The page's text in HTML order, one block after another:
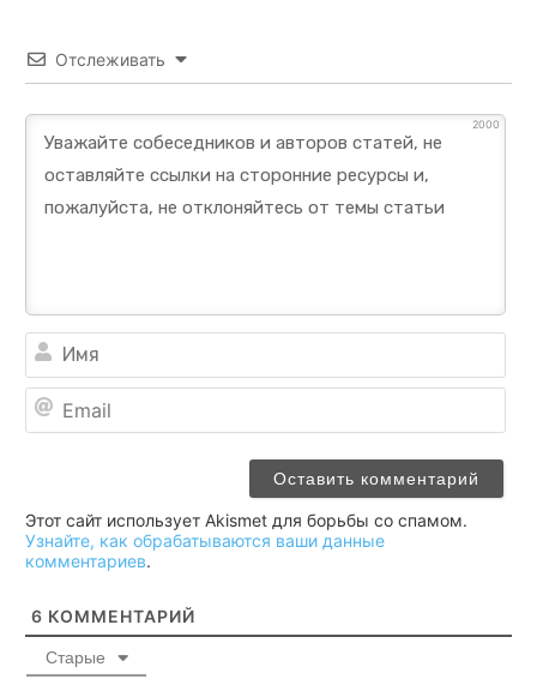
Отслеживать
2000
Этот сайт использует Akismet для борьбы со спамом.
Узнайте, как обрабатываются ваши данные
комментариев.
6 КОММЕНТАРИЙ
Старые